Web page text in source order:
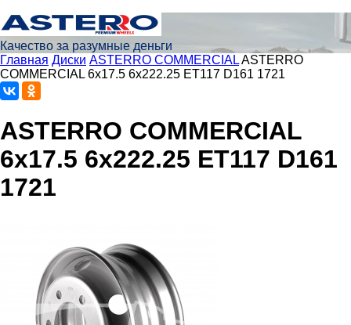
Качество за разумные деньги
Главная Диски ASTERRO COMMERCIALASTERRO
COMMERCIAL 6x17.5 6x222.25 ET117 D161 1721
ASTERRO COMMERCIAL
6x17.5 6x222.25 ET117 D161
1721